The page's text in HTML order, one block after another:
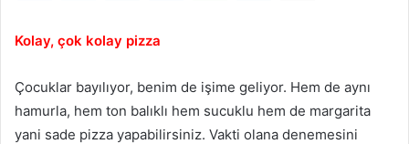
Kolay, çok kolay pizza
Çocuklar bayılıyor, benim de işime geliyor. Hem de aynı
hamurla, hem ton balıklı hem sucuklu hem de margarita
yani sade pizza yapabilirsiniz. Vakti olana denemesini